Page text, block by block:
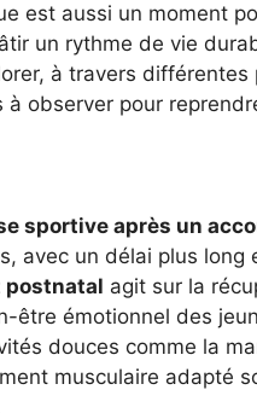
est aussi un moment
un rythme de vie
à travers
à observer pour
sportive après un
avec un délai plus long
postnatal agit sur la
être émotionnel des
douces comme la
musculaire adapté